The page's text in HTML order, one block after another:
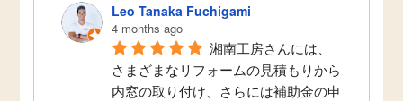
Leo Tanaka Fuchigami
4 months ago
湘南工房さんには、
さまざまなリフォームの見積もりから
内窓の取り付け、さらには補助金の申